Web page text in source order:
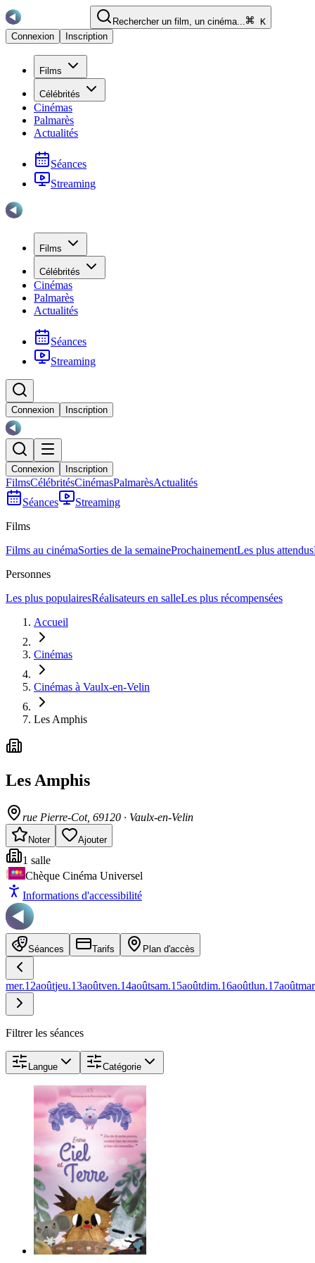
Rechercher un film, un cinéma...
K
Connexion
Inscription
Films
Célébrités
Cinémas
Palmarès
Actualités
Séances
Streaming
Films
Célébrités
Cinémas
Palmarès
Actualités
Séances
Streaming
Connexion Inscription
Connexion Inscription
FilmsCélébritésCinémasPalmarèsActualités
Séances
Streaming
Films
Films au cinémaSorties de la semaineProchainementLes plus attendus
Personnes
Les plus populairesRéalisateurs en salleLes plus récompensées
Accueil
Cinémas
Cinémas à Vaulx-en-Velin
Les Amphis
Les Amphis
rue Pierre-Cot, 69120 · Vaulx-en-Velin
Noter Ajouter
1 salle
Chèque Cinéma Universel
Informations d'accessibilité
Séances Tarifs Plan d'accès
mer.12aoûtjeu.13aoûtven.14aoûtsam.15aoûtdim.16aoûtlun.17août
Filtrer les séances
Langue Catégorie